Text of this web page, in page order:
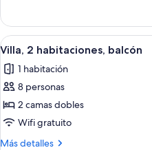
1
habitación
Ver
todas
las
fotos
de
Villa,
2
5
Villa, 2 habitaciones, balcón
1 habitación
8 personas
2 camas dobles
Wifi gratuito
Más detalles
Más